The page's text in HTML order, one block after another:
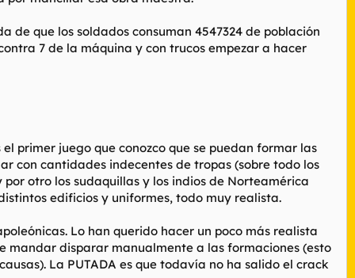
que los soldados consuman 4547324 de población
7 de la máquina y con trucos empezar a hacer
primer juego que conozco que se puedan formar las
con cantidades indecentes de tropas (sobre todo los
otro los sudaquillas y los indios de Norteamérica
edificios y uniformes, todo muy realista.
Lo han querido hacer un poco más realista
mandar disparar manualmente a las formaciones (esto
La PUTADA es que todavía no ha salido el crack